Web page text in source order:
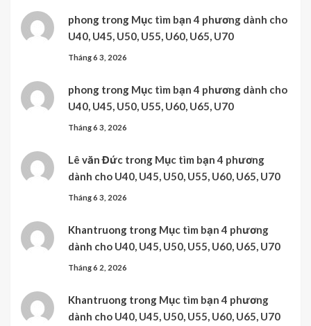
phong trong Mục tìm bạn 4 phương dành cho
U40, U45, U50, U55, U60, U65, U70
Tháng 6 3, 2026
phong trong Mục tìm bạn 4 phương dành cho
U40, U45, U50, U55, U60, U65, U70
Tháng 6 3, 2026
Lê văn Đức trong Mục tìm bạn 4 phương
dành cho U40, U45, U50, U55, U60, U65, U70
Tháng 6 3, 2026
Khantruong trong Mục tìm bạn 4 phương
dành cho U40, U45, U50, U55, U60, U65, U70
Tháng 6 2, 2026
Khantruong trong Mục tìm bạn 4 phương
dành cho U40, U45, U50, U55, U60, U65, U70